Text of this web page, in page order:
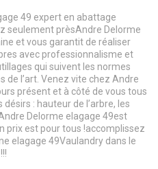
49 expert en abattage
seulement prèsAndre Delorme
et vous garantit de réaliser
avec professionnalisme et
qui suivent les normes
de l’art. Venez vite chez Andre
présent et à côté de vous tous
: hauteur de l’arbre, les
Delorme elagage 49est
prix est pour tous !accomplissez
elagage 49Vaulandry dans le